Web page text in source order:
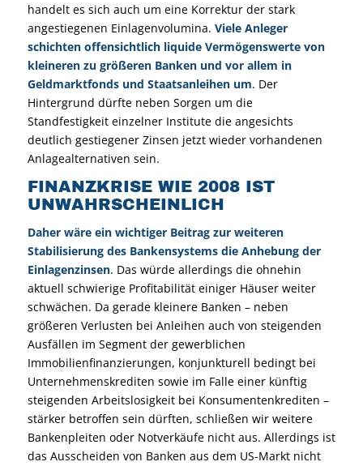
handelt es sich auch um eine Korrektur der stark
angestiegenen Einlagenvolumina. Viele Anleger
schichten offensichtlich liquide Vermögenswerte von
kleineren zu größeren Banken und vor allem in
Geldmarktfonds und Staatsanleihen um. Der
Hintergrund dürfte neben Sorgen um die
Standfestigkeit einzelner Institute die angesichts
deutlich gestiegener Zinsen jetzt wieder vorhandenen
Anlagealternativen sein.
FINANZKRISE WIE 2008 IST
UNWAHRSCHEINLICH
Daher wäre ein wichtiger Beitrag zur weiteren
Stabilisierung des Bankensystems die Anhebung der
Einlagenzinsen. Das würde allerdings die ohnehin
aktuell schwierige Profitabilität einiger Häuser weiter
schwächen. Da gerade kleinere Banken – neben
größeren Verlusten bei Anleihen auch von steigenden
Ausfällen im Segment der gewerblichen
Immobilienfinanzierungen, konjunkturell bedingt bei
Unternehmenskrediten sowie im Falle einer künftig
steigenden Arbeitslosigkeit bei Konsumentenkrediten –
stärker betroffen sein dürften, schließen wir weitere
Bankenpleiten oder Notverkäufe nicht aus. Allerdings ist
das Ausscheiden von Banken aus dem US-Markt nicht